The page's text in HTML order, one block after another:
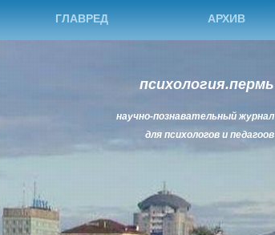
ГЛАВРЕД АРХИВ
психология.пермь
научно-познавательный журнал
для психологов и педагоов